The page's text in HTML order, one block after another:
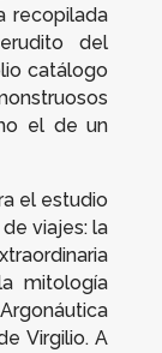
recopilada
del
catálogo
el de un
el estudio
viajes: la
mitología
Argonáutica
Virgilio. A